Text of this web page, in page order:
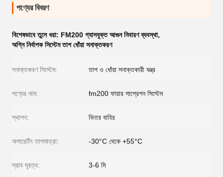
পণ্যের বিবরণ
বিশেষভাবে তুলে ধরা: FM200 গ্যাসযুক্ত আগুন নিবারণ ব্যবস্থা,
অগ্নি নির্বাপক সিস্টেম তাপ ধোঁয়া সনাক্তকরণ
সনাক্তকরণ সিস্টেম: তাপ ও ধোঁয়া সনাক্তকারী যন্ত্র
পণ্যের নাম: fm200 ফায়ার সাপ্রেশন সিস্টেম
স্থাপন: ভিতর বাহির
অপারেটিং তাপমাত্রা: -30°C থেকে +55°C
স্রাব দূরত্ব: 3-6 মি